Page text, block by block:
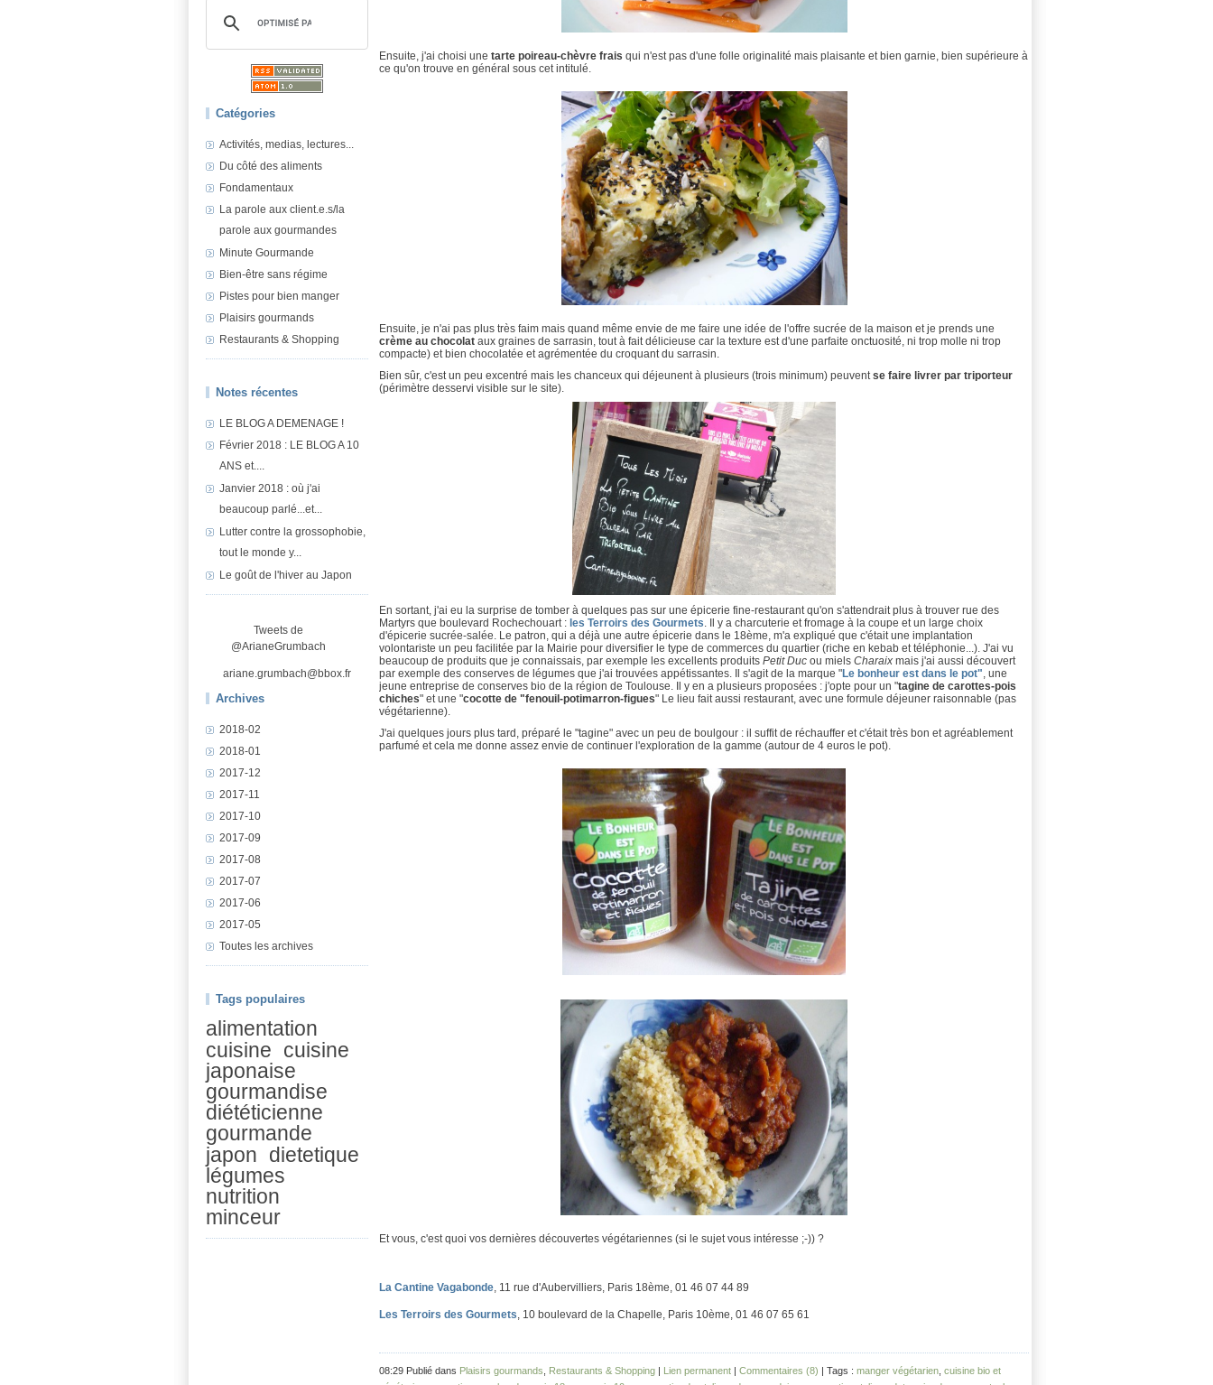
Catégories
Activités, medias, lectures...
Du côté des aliments
Fondamentaux
La parole aux client.e.s/la
parole aux gourmandes
Minute Gourmande
Bien-être sans régime
Pistes pour bien manger
Plaisirs gourmands
Restaurants & Shopping
Notes récentes
LE BLOG A DEMENAGE !
Février 2018 : LE BLOG A 10
ANS et....
Janvier 2018 : où j'ai
beaucoup parlé...et...
Lutter contre la grossophobie,
tout le monde y...
Le goût de l'hiver au Japon
Tweets de
@ArianeGrumbach
ariane.grumbach@bbox.fr
Archives
2018-02
2018-01
2017-12
2017-11
2017-10
2017-09
2017-08
2017-07
2017-06
2017-05
Toutes les archives
Tags populaires
alimentation
cuisine cuisine
japonaise
gourmandise
diététicienne
gourmande
japon dietetique
légumes
nutrition
minceur
Ensuite, j'ai choisi une tarte poireau-chèvre frais qui n'est pas d'une folle originalité mais plaisante et bien garnie, bien supérieure à
ce qu'on trouve en général sous cet intitulé.
Ensuite, je n'ai pas plus très faim mais quand même envie de me faire une idée de l'offre sucrée de la maison et je prends une
crème au chocolat aux graines de sarrasin, tout à fait délicieuse car la texture est d'une parfaite onctuosité, ni trop molle ni trop
compacte) et bien chocolatée et agrémentée du croquant du sarrasin.
Bien sûr, c'est un peu excentré mais les chanceux qui déjeunent à plusieurs (trois minimum) peuvent se faire livrer par triporteur
(périmètre desservi visible sur le site).
En sortant, j'ai eu la surprise de tomber à quelques pas sur une épicerie fine-restaurant qu'on s'attendrait plus à trouver rue des
Martyrs que boulevard Rochechouart : les Terroirs des Gourmets. Il y a charcuterie et fromage à la coupe et un large choix
d'épicerie sucrée-salée. Le patron, qui a déjà une autre épicerie dans le 18ème, m'a expliqué que c'était une implantation
volontariste un peu facilitée par la Mairie pour diversifier le type de commerces du quartier (riche en kebab et téléphonie...). J'ai vu
beaucoup de produits que je connaissais, par exemple les excellents produits Petit Duc ou miels Charaix mais j'ai aussi découvert
par exemple des conserves de légumes que j'ai trouvées appétissantes. Il s'agit de la marque "Le bonheur est dans le pot", une
jeune entreprise de conserves bio de la région de Toulouse. Il y en a plusieurs proposées : j'opte pour un "tagine de carottes-pois
chiches" et une "cocotte de "fenouil-potimarron-figues" Le lieu fait aussi restaurant, avec une formule déjeuner raisonnable (pas
végétarienne).
J'ai quelques jours plus tard, préparé le "tagine" avec un peu de boulgour : il suffit de réchauffer et c'était très bon et agréablement
parfumé et cela me donne assez envie de continuer l'exploration de la gamme (autour de 4 euros le pot).
Et vous, c'est quoi vos dernières découvertes végétariennes (si le sujet vous intéresse ;-)) ?
La Cantine Vagabonde , 11 rue d'Aubervilliers, Paris 18ème, 01 46 07 44 89
Les Terroirs des Gourmets , 10 boulevard de la Chapelle, Paris 10ème, 01 46 07 65 61
08:29 Publié dans Plaisirs gourmands Restaurants & Shopping | Lien permanent | Commentaires (8) | Tags : manger végétarien cuisine bio et